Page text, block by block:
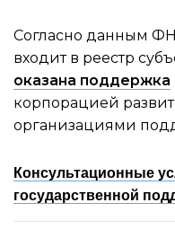
Согласно данным
входит в реестр
оказана поддержка
корпорацией
организациями
Консультационные
государственной